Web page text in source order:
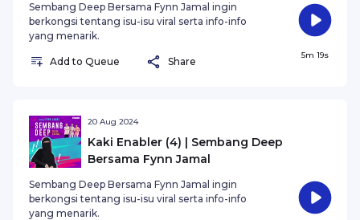
Sembang Deep Bersama Fynn Jamal ingin
berkongsi tentang isu-isu viral serta info-info
yang menarik.
Add to Queue Share
5m 19s
20 Aug 2024
Kaki Enabler (4) | Sembang Deep
Bersama Fynn Jamal
Sembang Deep Bersama Fynn Jamal ingin
berkongsi tentang isu-isu viral serta info-info
yang menarik.